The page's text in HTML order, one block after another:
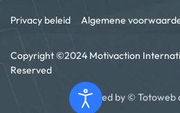
Privacy beleid Algemene
Copyright ©2024 Motivaction
Reserved
Powered by © Totoweb